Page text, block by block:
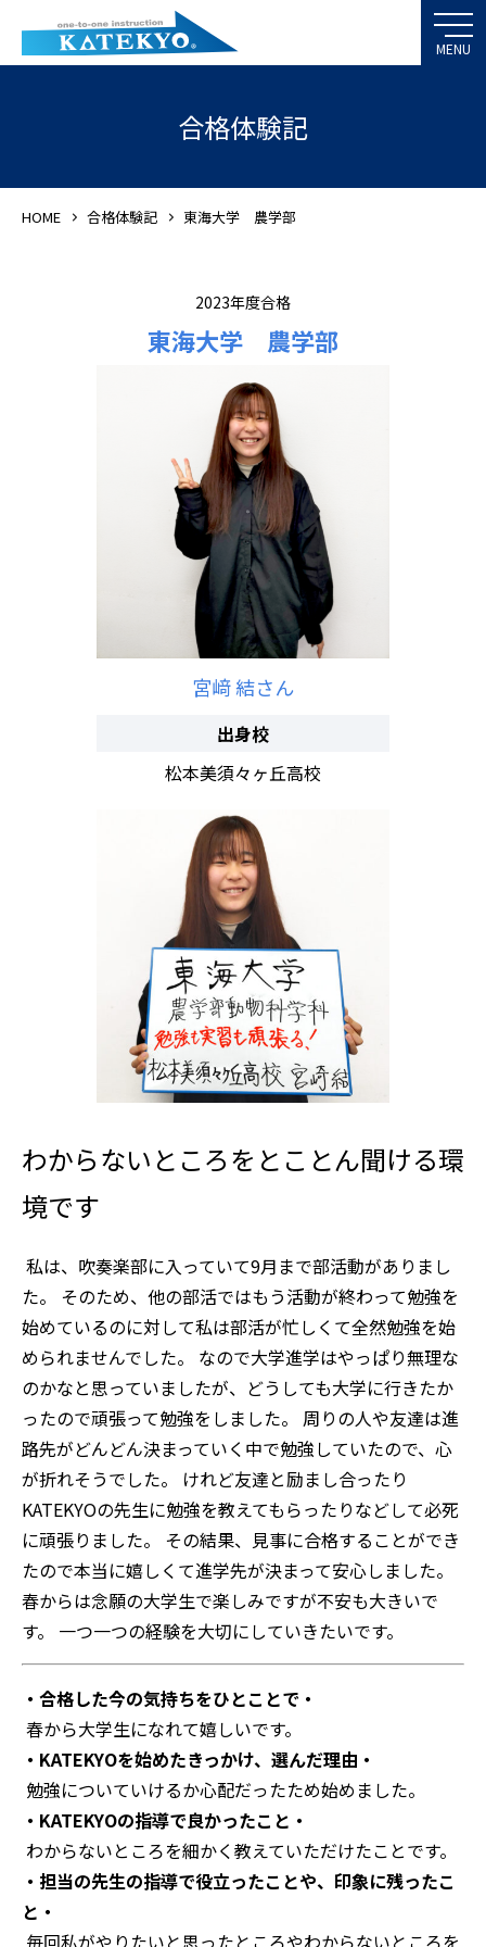
合格体験記
HOME 合格体験記 東海大学 農学部
2023年度合格
東海大学 農学部
宮﨑 結さん
出身校
松本美須々ヶ丘高校
わからないところをとことん聞ける環
境です
私は、吹奏楽部に入っていて9月まで部活動がありまし
た。 そのため、他の部活ではもう活動が終わって勉強を
始めているのに対して私は部活が忙しくて全然勉強を始
められませんでした。 なので大学進学はやっぱり無理な
のかなと思っていましたが、どうしても大学に行きたか
ったので頑張って勉強をしました。 周りの人や友達は進
路先がどんどん決まっていく中で勉強していたので、心
が折れそうでした。 けれど友達と励まし合ったり
KATEKYOの先生に勉強を教えてもらったりなどして必死
に頑張りました。 その結果、見事に合格することができ
たので本当に嬉しくて進学先が決まって安心しました。
春からは念願の大学生で楽しみですが不安も大きいで
す。 一つ一つの経験を大切にしていきたいです。
・合格した今の気持ちをひとことで・
春から大学生になれて嬉しいです。
・KATEKYOを始めたきっかけ、選んだ理由・
勉強についていけるか心配だったため始めました。
・KATEKYOの指導で良かったこと・
わからないところを細かく教えていただけたことです。
・担当の先生の指導で役立ったことや、印象に残ったこ
と・
毎回私がやりたいと思ったところやわからないところを